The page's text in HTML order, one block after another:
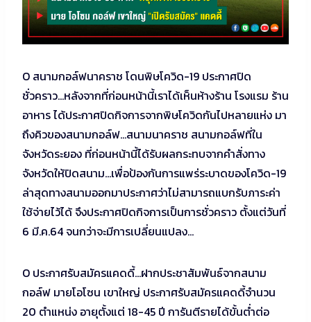
O สนามกอล์ฟนาคราช โดนพิษโควิด-19 ประกาศปิด
ชั่วคราว…หลังจากที่ก่อนหน้านี้เราได้เห็นห้างร้าน โรงแรม ร้าน
อาหาร ได้ประกาศปิดกิจการจากพิษโควิดกันไปหลายแห่ง มา
ถึงคิวของสนามกอล์ฟ…สนามนาคราช สนามกอล์ฟที่ใน
จังหวัดระยอง ที่ก่อนหน้านี้ได้รับผลกระทบจากคำสั่งทาง
จังหวัดให้ปิดสนาม…เพื่อป้องกันการแพร่ระบาดของโควิด-19
ล่าสุดทางสนามออกมาประกาศว่าไม่สามารถแบกรับภาระค่า
ใช้จ่ายไว้ได้ จึงประกาศปิดกิจการเป็นการชั่วคราว ตั้งแต่วันที่
6 มี.ค.64 จนกว่าจะมีการเปลี่ยนแปลง…
O ประกาศรับสมัครแคดดี้…ฝากประชาสัมพันธ์จากสนาม
กอล์ฟ มายโอโซน เขาใหญ่ ประกาศรับสมัครแคดดี้จำนวน
20 ตำแหน่ง อายุตั้งแต่ 18-45 ปี การันตีรายได้ขั้นต่ำต่อ